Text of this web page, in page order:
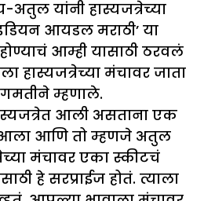
अतुल यांनी हास्यजत्रेच्या
आयडल मराठी’ या
आम्ही यासाठी ठरवलं
हास्यजत्रेच्या मंचावर जाता
म्हणाले.
आली असताना एक
आणि तो म्हणजे अतुल
मंचावर एका स्कीटचं
हे सरप्राईज होतं. त्याला